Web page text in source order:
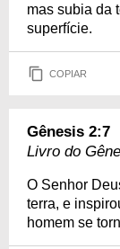
mas subia da
superfície.
COPIAR
Gênesis 2:7
Livro do
O Senhor
terra, e
homem se